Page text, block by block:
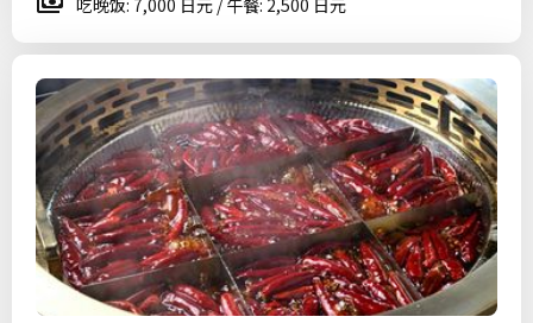
吃晚饭: 7,000 日元 / 午餐: 2,500 日元